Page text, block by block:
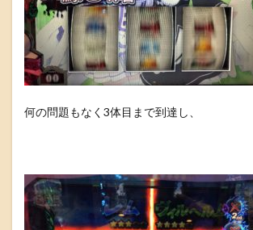
何の問題もなく3体目まで到達し、